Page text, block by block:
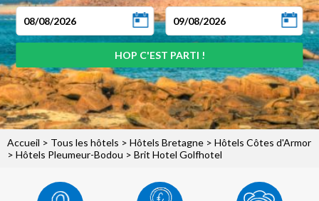
Accueil > Tous les hôtels > Hôtels Bretagne > Hôtels Côtes d'Armor
> Hôtels Pleumeur-Bodou > Brit Hotel Golfhotel